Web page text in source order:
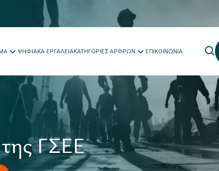
ΨΗΦΙΑΚΑ ΕΡΓΑΛΕΙΑΚΑΤΗΓΟΡΙΕΣ ΑΡΘΡΩΝ ΕΠΙΚΟΙΝΩΝΙΑ
της ΓΣΕΕ